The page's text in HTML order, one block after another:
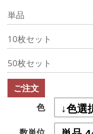
単品
10枚セット
50枚セット
ご注文
色